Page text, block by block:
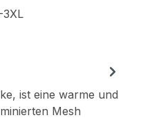
ist eine warme und
Mesh